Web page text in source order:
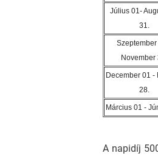
Július 01-
31.
November
December 01 -
28.
Március 01 -
A napidíj